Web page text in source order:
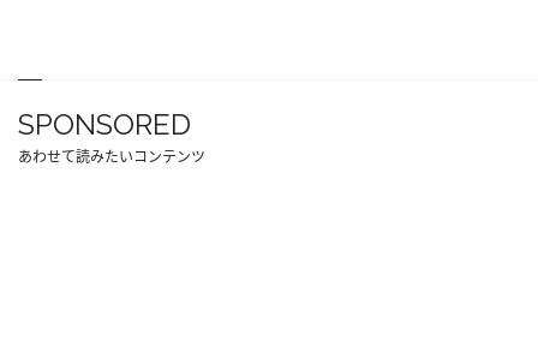
SPONSORED
あわせて読みたいコンテンツ